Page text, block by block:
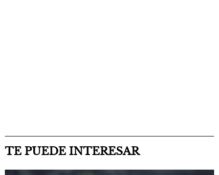
TE PUEDE INTERESAR